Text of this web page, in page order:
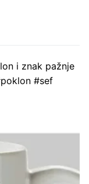
i znak pažnje
#sef